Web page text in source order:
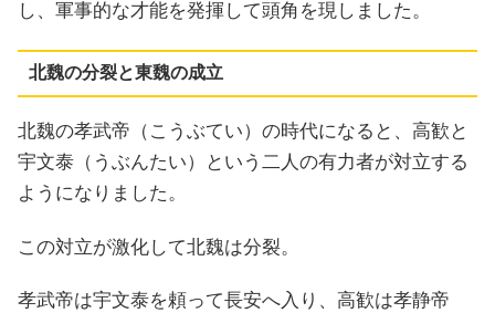
し、軍事的な才能を発揮して頭角を現しました。
北魏の分裂と東魏の成立
北魏の孝武帝（こうぶてい）の時代になると、高歓と
宇文泰（うぶんたい）という二人の有力者が対立する
ようになりました。
この対立が激化して北魏は分裂。
孝武帝は宇文泰を頼って長安へ入り、高歓は孝静帝